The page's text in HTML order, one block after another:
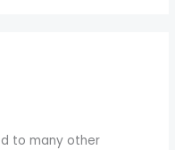
to many other